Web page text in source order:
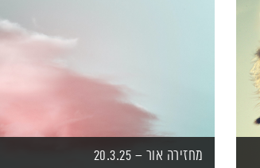
מחזירה אור – 20.3.25